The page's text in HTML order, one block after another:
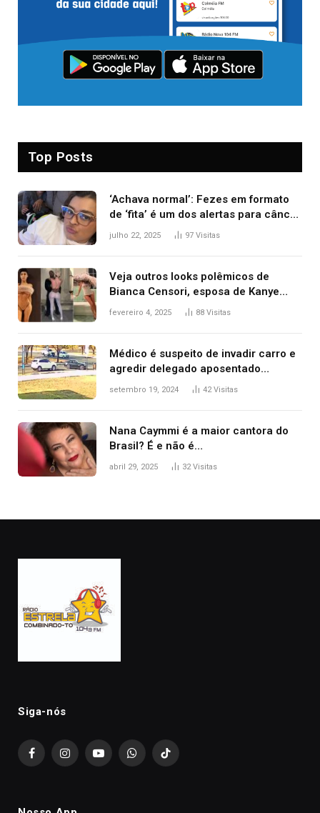
Top Posts
‘Achava normal’: Fezes em formato
de ‘fita’ é um dos alertas para câncer
colorretal; relembre fala de Preta Gil
julho 22, 2025 97 Visitas
Veja outros looks polêmicos de
Bianca Censori, esposa de Kanye
West que apareceu nua no Grammy
fevereiro 4, 2025 88 Visitas
Médico é suspeito de invadir carro e
agredir delegado aposentado
durante confusão no trânsito
setembro 19, 2024 42Visitas
Nana Caymmi é a maior cantora do
Brasil? É e não é…
abril 29, 2025 32Visitas
Siga-nós
FacebookInstagramYouTubeWhatsAppTikTok